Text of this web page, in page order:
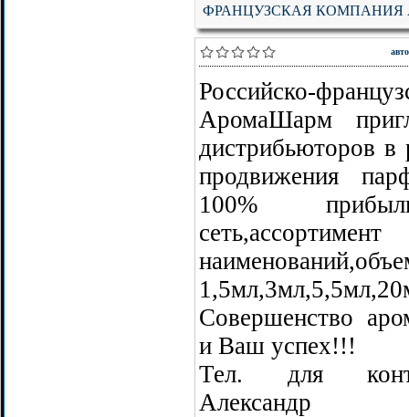
ФРАНЦУЗСКАЯ
Российско-
АромаШарм
дистрибьюторов в
продвижения
100%
Совершенство
и Ваш успех!!!
Тел. для
Александр